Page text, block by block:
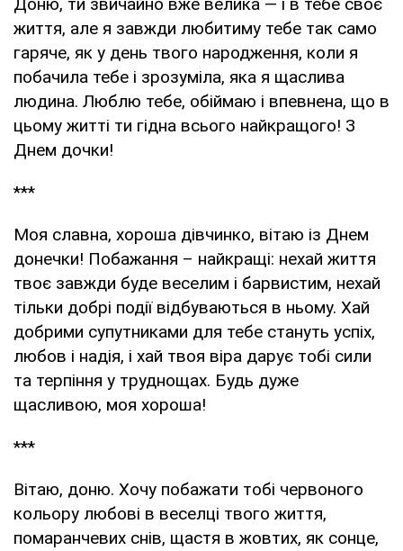
життя, але я завжди любитиму тебе так само
гаряче, як у день твого народження, коли я
побачила тебе і зрозуміла, яка я щаслива
людина. Люблю тебе, обіймаю і впевнена, що в
цьому житті ти гідна всього найкращого! З
Днем дочки!
***
Моя славна, хороша дівчинко, вітаю із Днем
донечки! Побажання – найкращі: нехай життя
твоє завжди буде веселим і барвистим, нехай
тільки добрі події відбуваються в ньому. Хай
добрими супутниками для тебе стануть успіх,
любов і надія, і хай твоя віра дарує тобі сили
та терпіння у труднощах. Будь дуже
щасливою, моя хороша!
***
Вітаю, доню. Хочу побажати тобі червоного
кольору любові в веселці твого життя,
помаранчевих снів, щастя в жовтих, як сонце,